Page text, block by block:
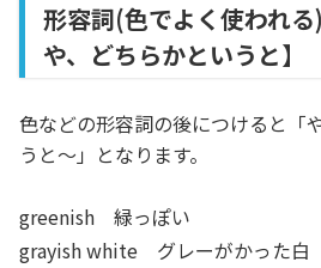
形容詞(色でよく使われ
や、どちらかというと】
色などの形容詞の後につけると「
うと～」となります。
greenish 緑っぽい
grayish white グレーがかった白